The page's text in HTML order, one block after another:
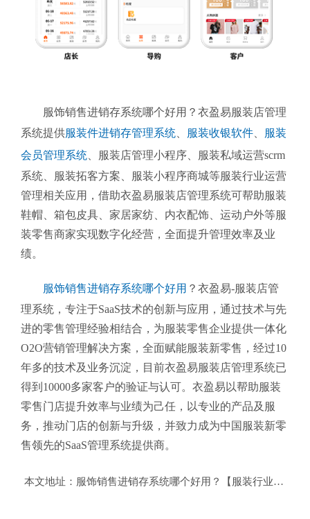
服饰销售进销存系统哪个好用？衣盈易服装店管理
系统提供服装件进销存管理系统 服装收银软件
服装
会员管理系统
服装店管理小程序、服装私域运营scrm
系统、服装拓客方案、服装小程序商城等服装行业运营
管理相关应用，借助衣盈易服装店管理系统可帮助服装
鞋帽、箱包皮具、家居家纺、内衣配饰、运动户外等服
装零售商家实现数字化经营，全面提升管理效率及业
绩。
服饰销售进销存系统哪个好用 ？衣盈易-服装店管
理系统 ，专注于SaaS技术的创新与应用，通过技术与先
进的零售管理经验相结合，为服装零售企业提供一体化
O2O营销管理解决方案，全面赋能服装新零售，经过10
年多的技术及业务沉淀，目前衣盈易服装店管理系统已
得到10000多家客户的验证与认可。衣盈易以帮助服装
零售门店提升效率与业绩为己任，以专业的产品及服
务，推动门店的创新与升级，并致力成为中国服装新零
售领先的SaaS管理系统提供商。
本文地址： 服饰销售进销存系统哪个好用？【服装行业销售管